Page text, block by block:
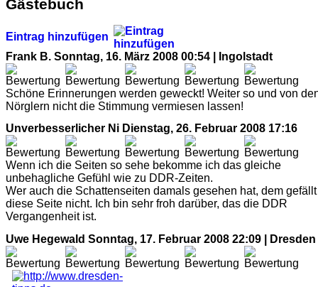
Gästebuch
Eintrag hinzufügen
Frank B. Sonntag, 16. März 2008 00:54 | Ingolstadt
Schöne Erinnerungen werden geweckt! Weiter so und von
Nörglern nicht die Stimmung vermiesen lassen!
Unverbesserlicher Ni Dienstag, 26. Februar 2008 17:16
Wenn ich die Seiten so sehe bekomme ich das gleiche
unbehagliche Gefühl wie zu DDR-Zeiten.
Wer auch die Schattenseiten damals gesehen hat, dem gefällt
diese Seite nicht. Ich bin sehr froh darüber, das die DDR
Vergangenheit ist.
Uwe Hegewald Sonntag, 17. Februar 2008 22:09 | Dresden